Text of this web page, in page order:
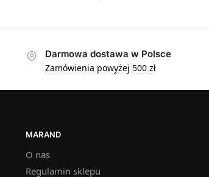
Darmowa dostawa w Polsce
Zamówienia powyżej 500 zł
MARAND
O nas
Regulamin sklepu